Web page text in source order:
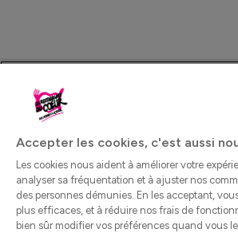
Accepter les cookies, c'est aussi
Les cookies nous aident à améliorer votre
analyser sa fréquentation et à ajuster nos
des personnes démunies. En les acceptant,
plus efficaces, et à réduire nos frais de
bien sûr modifier vos préférences quand vous